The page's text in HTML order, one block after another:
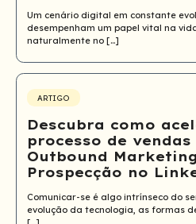
Um cenário digital em constante
desempenham um papel vital na
naturalmente no […]
ARTIGO
Descubra como
processo de vendas
Outbound
Prospecção no
Comunicar-se é algo intrínseco do
evolução da tecnologia, as formas